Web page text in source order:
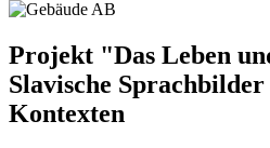
Projekt "Das Leben
Slavische
Kontexten